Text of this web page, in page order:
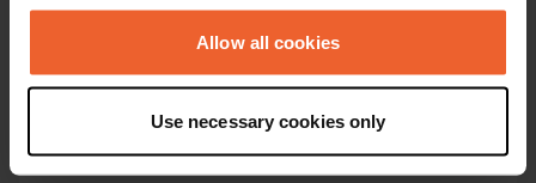
any time from the Cookie Declaration or by clicking on
the Privacy trigger icon.
Collect information about your geographical location
which can be accurate to within several meters
Allow all cookies
Use necessary cookies only
11217 Copie
PRO+
pour toutes les coordonnées